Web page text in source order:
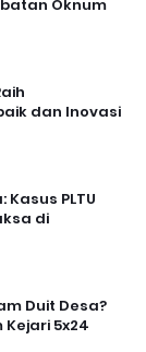
Oknum
dan Inovasi
PLTU
di
Duit Desa?
Kejari 5x24